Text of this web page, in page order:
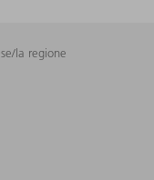
la regione